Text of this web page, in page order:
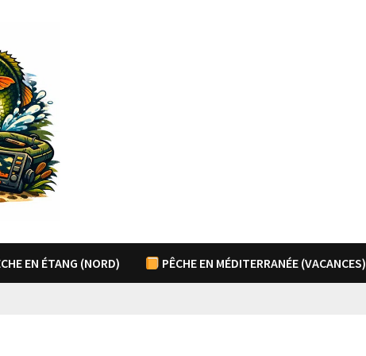
EN ÉTANG (NORD) PÊCHE EN MÉDITERRANÉE (VACANCES)